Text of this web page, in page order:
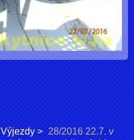
Výjezdy
28/2016 22.7. v